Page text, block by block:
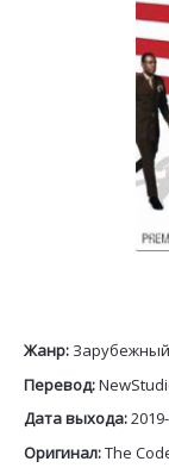
Жанр:
Перевод:
Дата выхода:
Оригинал:The